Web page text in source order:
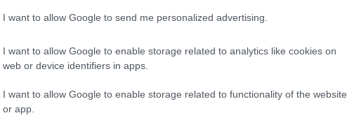
I want to allow Google to send me personalized advertising.
I want to allow Google to enable storage related to analytics like cookies on
web or device identifiers in apps.
I want to allow Google to enable storage related to functionality of the website
or app.
felújítására - adta hírül a somogyi vármegyeszékhely
Kaposváron